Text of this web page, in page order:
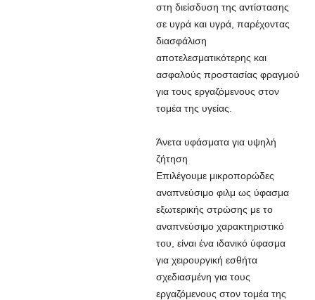
στη διείσδυση της αντίστασης
σε υγρά και υγρά, παρέχοντας
διασφάλιση
αποτελεσματικότερης και
ασφαλούς προστασίας φραγμού
για τους εργαζόμενους στον
τομέα της υγείας.
Άνετα υφάσματα για υψηλή
ζήτηση
Επιλέγουμε μικροπορώδες
αναπνεύσιμο φιλμ ως ύφασμα
εξωτερικής στρώσης με το
αναπνεύσιμο χαρακτηριστικό
του, είναι ένα ιδανικό ύφασμα
για χειρουργική εσθήτα
σχεδιασμένη για τους
εργαζόμενους στον τομέα της